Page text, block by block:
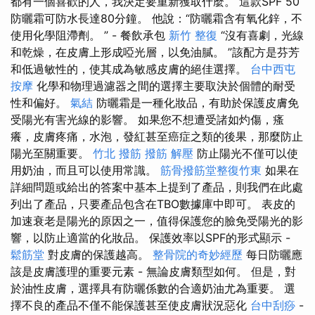
防曬霜可防水長達80分鐘。 他說：“防曬霜含有氧化鋅，不
使用化學阻滯劑。 ” - 餐飲承包 新竹 整復 “沒有喜劇，光線
和乾燥，在皮膚上形成啞光層，以免油膩。 ”該配方是芬芳
和低過敏性的，使其成為敏感皮膚的絕佳選擇。 台中西屯
按摩 化學和物理過濾器之間的選擇主要取決於個體的耐受
性和偏好。 氣結 防曬霜是一種化妝品，有助於保護皮膚免
受陽光有害光線的影響。 如果您不想遭受諸如灼傷，瘙
癢，皮膚疼痛，水泡，發紅甚至癌症之類的後果，那麼防止
陽光至關重要。 竹北 撥筋 撥筋 解壓 防止陽光不僅可以使
用奶油，而且可以使用常識。 筋骨撥筋堂整復竹東 如果在
詳細問題或給出的答案中基本上提到了產品，則我們在此處
列出了產品，只要產品包含在TBO數據庫中即可。 表皮的
加速衰老是陽光的原因之一，值得保護您的臉免受陽光的影
響，以防止適當的化妝品。 保護效率以SPF的形式顯示 -
鬆筋堂 對皮膚的保護越高。 整骨院的奇妙經歷 每日防曬應
該是皮膚護理的重要元素 - 無論皮膚類型如何。 但是，對
於油性皮膚，選擇具有防曬係數的合適奶油尤為重要。 選
擇不良的產品不僅不能保護甚至使皮膚狀況惡化 台中刮痧 -